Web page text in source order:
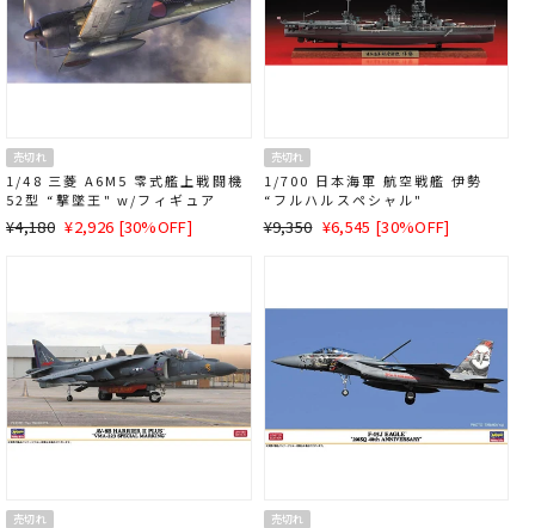
売切れ
1/48 三菱 A6M5 零式艦上戦闘機
52型 “撃墜王" w/フィギュア
通
¥4,180 SALE
¥2,926 [30%OFF]
売切れ
1/700 日本海軍 航空戦艦 伊勢
“フルハルスペシャル"
通
¥9,350 SALE
¥6,545 [30%OFF]
売切れ 売切れ